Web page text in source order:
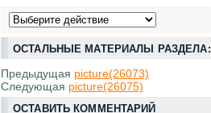
ОСТАЛЬНЫЕ МАТЕРИАЛЫ РАЗДЕЛА:
Предыдущая picture(26073)
Следующая picture(26075)
ОСТАВИТЬ КОММЕНТАРИЙ